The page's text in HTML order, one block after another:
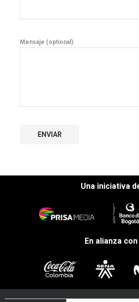
Mensaje (optional)
Una iniciativa
En alianza con